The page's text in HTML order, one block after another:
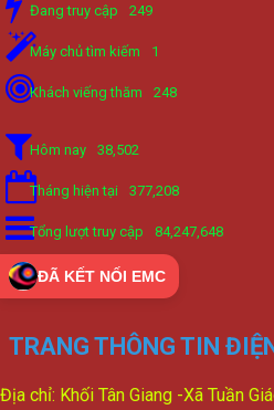
Đang truy cập 249
Máy chủ tìm kiếm 1
Khách viếng thăm 248
Hôm nay 38,502
Tháng hiện tại 377,208
Tổng lượt truy cập 84,247,648
ĐÃ KẾT NỐI EMC
TRANG THÔNG TIN
Địa chỉ: Khối Tân Giang -Xã Tuần